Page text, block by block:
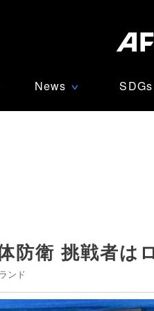
News ∨ SDGs
防衛 挑戦者は
ンド